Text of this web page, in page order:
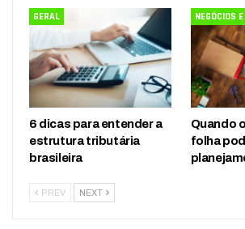
GERAL
6 dicas para entender a
estrutura tributária
brasileira
NEGÓCIOS
Quando
folha
PREV NEXT